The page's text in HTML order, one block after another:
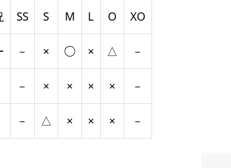
SS S M L O XO
－ × ◯ × △ －
－ × × × × －
－ △ × × × －